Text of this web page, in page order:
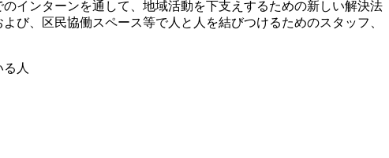
インターンを通して、地域活動を下支えするための新しい解決法
び、区民協働スペース等で人と人を結びつけるためのスタッフ、
人